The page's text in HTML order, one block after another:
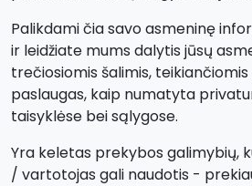
Palikdami čia savo asmeninę
ir leidžiate mums dalytis jūsų
trečiosiomis šalimis,
paslaugas, kaip numatyta
taisyklėse bei sąlygose.
Yra keletas prekybos galimybių,
/ vartotojas gali naudotis -